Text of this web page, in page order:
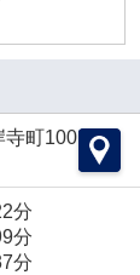
寺町100
分
分
分